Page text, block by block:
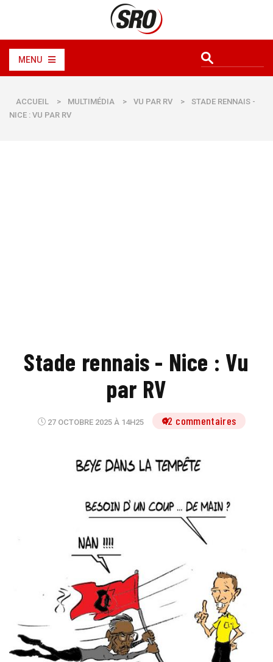
MENU
ACCUEIL > MULTIMÉDIA > VU PAR RV >
STADE RENNAIS -
NICE : VU PAR RV
Stade rennais - Nice : Vu
par RV
27 OCTOBRE 2025 À 14H25 12 commentaires